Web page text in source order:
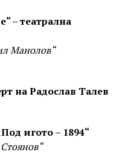
– театрална
Манолов“
на Радослав Талев
игото – 1894“